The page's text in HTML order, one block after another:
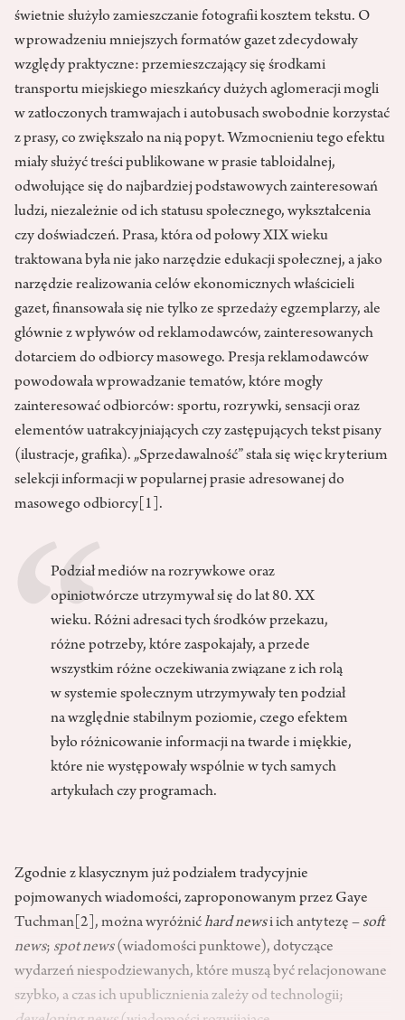
świetnie służyło zamieszczanie fotografii kosztem tekstu. O
wprowadzeniu mniejszych formatów gazet zdecydowały
względy praktyczne: przemieszczający się środkami
transportu miejskiego mieszkańcy dużych aglomeracji mogli
w zatłoczonych tramwajach i autobusach swobodnie korzystać
z prasy, co zwiększało na nią popyt. Wzmocnieniu tego efektu
miały służyć treści publikowane w prasie tabloidalnej,
odwołujące się do najbardziej podstawowych zainteresowań
ludzi, niezależnie od ich statusu społecznego, wykształcenia
czy doświadczeń. Prasa, która od połowy XIX wieku
traktowana była nie jako narzędzie edukacji społecznej, a jako
narzędzie realizowania celów ekonomicznych właścicieli
gazet, finansowała się nie tylko ze sprzedaży egzemplarzy, ale
głównie z wpływów od reklamodawców, zainteresowanych
dotarciem do odbiorcy masowego. Presja reklamodawców
powodowała wprowadzanie tematów, które mogły
zainteresować odbiorców: sportu, rozrywki, sensacji oraz
elementów uatrakcyjniających czy zastępujących tekst pisany
(ilustracje, grafika). „Sprzedawalność” stała się więc kryterium
selekcji informacji w popularnej prasie adresowanej do
masowego odbiorcy [1] .
Podział mediów na rozrywkowe oraz
opiniotwórcze utrzymywał się do lat 80. XX
wieku. Różni adresaci tych środków przekazu,
różne potrzeby, które zaspokajały, a przede
wszystkim różne oczekiwania związane z ich rolą
w systemie społecznym utrzymywały ten podział
na względnie stabilnym poziomie, czego efektem
było różnicowanie informacji na twarde i miękkie,
które nie występowały wspólnie w tych samych
artykułach czy programach.
Zgodnie z klasycznym już podziałem tradycyjnie
pojmowanych wiadomości, zaproponowanym przez Gaye
Tuchman [2] , można wyróżnićhard newsi ich antytezę – soft
news; spot news(wiadomości punktowe), dotyczące
wydarzeń niespodziewanych, które muszą być relacjonowane
szybko, a czas ich upublicznienia zależy od technologii;